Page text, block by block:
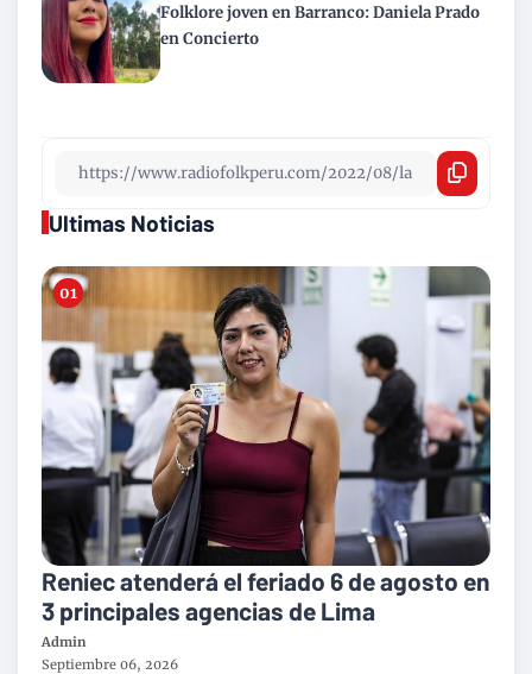
Folklore joven en Barranco: Daniela Prado
en Concierto
Ultimas Noticias
Reniec atenderá el feriado 6 de agosto en
3 principales agencias de Lima
Admin
Septiembre 06, 2026